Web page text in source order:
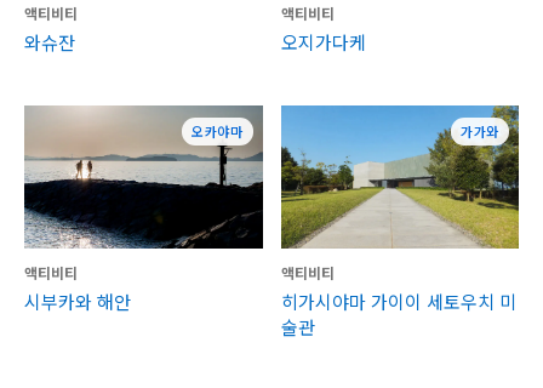
액티비티
와슈잔
액티비티
오지가다케
오카야마
액티비티
시부카와 해안
가가와
액티비티
히가시야마 가이이 세토우치 미
술관